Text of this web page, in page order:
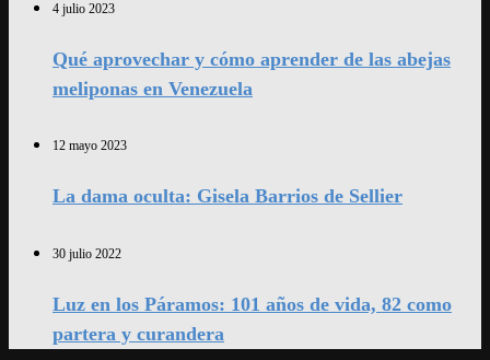
4 julio 2023
Qué aprovechar y cómo aprender de las abejas
meliponas en Venezuela
12 mayo 2023
La dama oculta: Gisela Barrios de Sellier
30 julio 2022
Luz en los Páramos: 101 años de vida, 82 como
partera y curandera